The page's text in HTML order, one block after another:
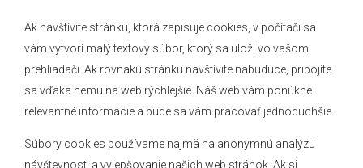
Ak navštívite stránku, ktorá zapisuje cookies, v počítači sa
vám vytvorí malý textový súbor, ktorý sa uloží vo vašom
prehliadači. Ak rovnakú stránku navštívite nabudúce, pripojíte
sa vďaka nemu na web rýchlejšie. Náš web vám ponúkne
relevantné informácie a bude sa vám pracovať jednoduchšie.
Súbory cookies používame najmä na anonymnú analýzu
návštevnosti a vylepšovanie našich web stránok. Ak si
O obci
Hlásenia obecného rozhlasu